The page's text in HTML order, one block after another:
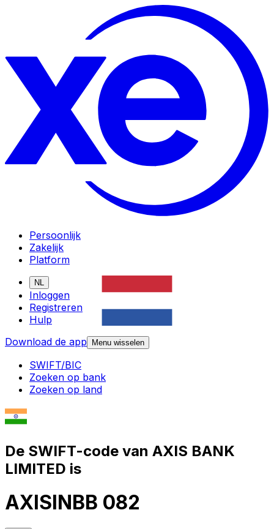
Persoonlijk
Zakelijk
Platform
NL
Inloggen
Registreren
Hulp
Download de app
Menu wisselen
SWIFT/BIC
Zoeken op bank
Zoeken op land
De SWIFT-code van AXIS BANK
LIMITED is
AXISINBB 082